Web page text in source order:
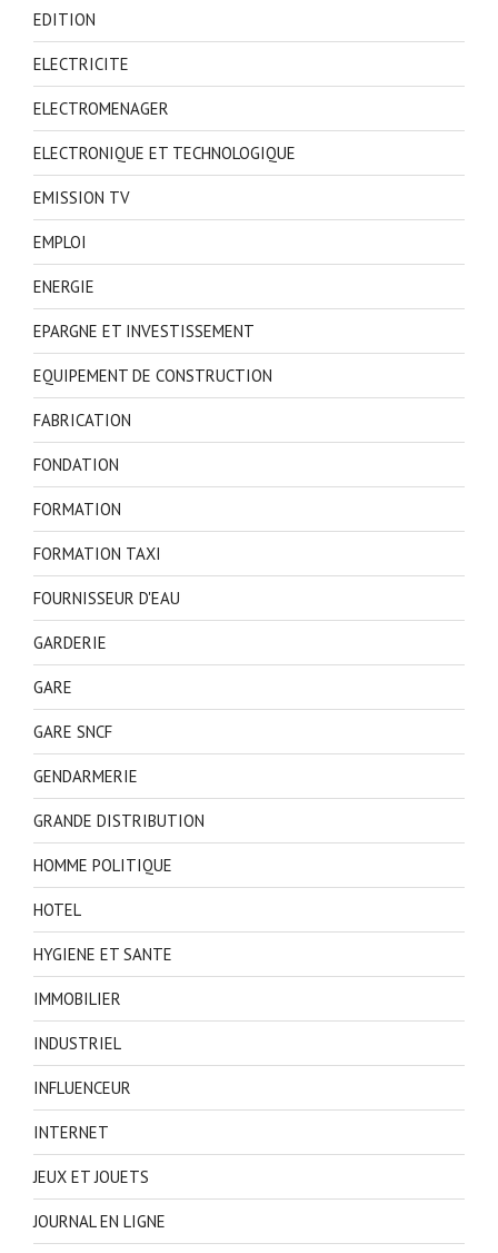
EDITION
ELECTRICITE
ELECTROMENAGER
ELECTRONIQUE ET TECHNOLOGIQUE
EMISSION TV
EMPLOI
ENERGIE
EPARGNE ET INVESTISSEMENT
EQUIPEMENT DE CONSTRUCTION
FABRICATION
FONDATION
FORMATION
FORMATION TAXI
FOURNISSEUR D'EAU
GARDERIE
GARE
GARE SNCF
GENDARMERIE
GRANDE DISTRIBUTION
HOMME POLITIQUE
HOTEL
HYGIENE ET SANTE
IMMOBILIER
INDUSTRIEL
INFLUENCEUR
INTERNET
JEUX ET JOUETS
JOURNAL EN LIGNE